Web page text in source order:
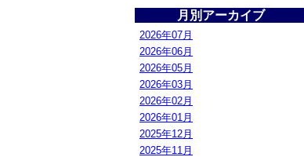
月別アーカイブ
2026年07月
2026年06月
2026年05月
2026年03月
2026年02月
2026年01月
2025年12月
2025年11月